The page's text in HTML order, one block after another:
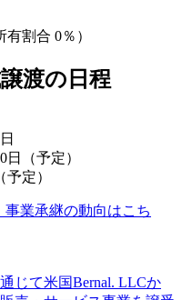
割合 0％）
渡の日程
（予定）
定）
業承継の動向はこち
じて米国Bernal. LLCか